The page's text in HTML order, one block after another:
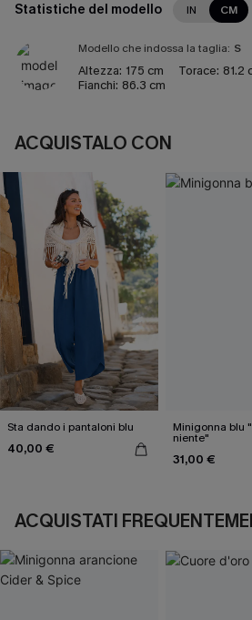
Statistiche del modello IN CM
Modello che indossa la taglia: S
Altezza: 175 cm Torace: 81.2
Fianchi: 86.3 cm
ACQUISTALO CON
Sta dando i pantaloni blu
40,00 €
Minigonna blu
niente"
31,00 €
ACQUISTATI